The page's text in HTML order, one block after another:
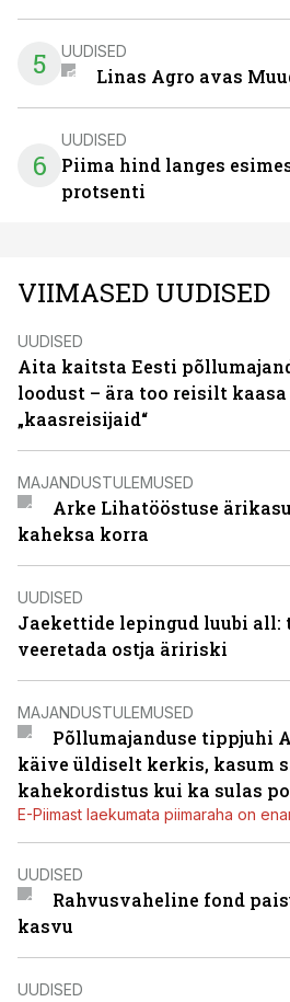
5 UUDISED
Linas Agro avas
6
UUDISED
Piima hind langes
protsenti
VIIMASED UUDISED
UUDISED
Aita kaitsta Eesti
loodust – ära too reisilt
„kaasreisijaid“
MAJANDUSTULEMUSED
Arke Lihatööstuse
kaheksa korra
UUDISED
Jaekettide lepingud luubi all:
veeretada ostja äririski
MAJANDUSTULEMUSED
Põllumajanduse tippjuhi
käive üldiselt kerkis, kasum
kahekordistus kui ka sulas
E-Piimast laekumata piimaraha on
UUDISED
Rahvusvaheline fond
kasvu
UUDISED